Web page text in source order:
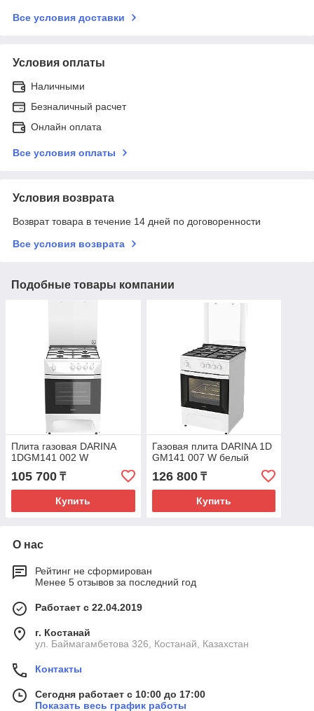
Все условия доставки
Условия оплаты
Наличными
Безналичный расчет
Онлайн оплата
Все условия оплаты
Условия возврата
Возврат товара в течение 14 дней по договоренности
Все условия возврата
Подобные товары компании
Плита газовая DARINA
1DGM141 002 W
105 700 ₸
Купить
Газовая плита DARINA 1D
GM141 007 W белый
126 800₸
Купить
О нас
Рейтинг не сформирован
Менее 5 отзывов за последний год
Работает с 22.04.2019
г. Костанай
ул. Баймагамбетова 326, Костанай, Казахстан
Контакты
Сегодня работает с 10:00 до 17:00
Показать весь график работы